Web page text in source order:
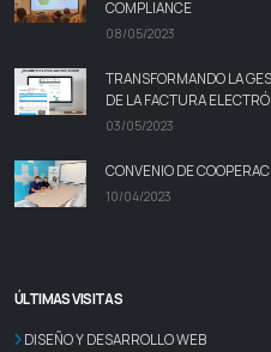
COMPLIANCE
08/05/2023
TRANSFORMANDO LA
DE LA FACTURA
03/05/2023
CONVENIO DE
10/04/2023
ÚLTIMAS VISITAS
DISEÑO Y DESARROLLO WEB